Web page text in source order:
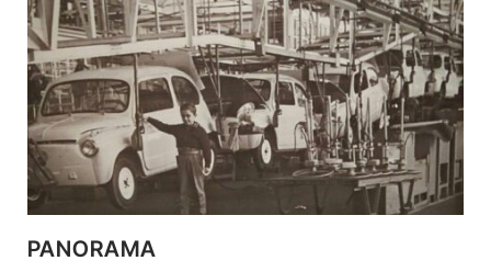
PANORAMA